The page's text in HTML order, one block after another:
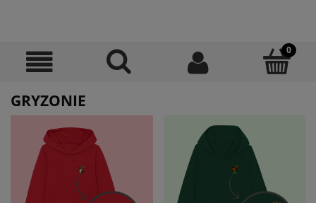
GRYZONIE